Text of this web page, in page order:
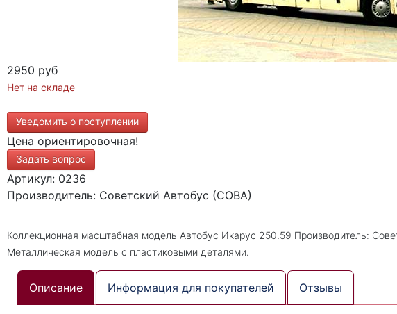
2950 руб
Нет на складе
Уведомить о поступлении
Цена ориентировочная!
Задать вопрос
Артикул: 0236
Производитель: Советский Автобус (СОВА)
Коллекционная масштабная модель Автобус Икарус 250.59 Производитель:
Металлическая модель с пластиковыми деталями.
Описание Информация для покупателей Отзывы